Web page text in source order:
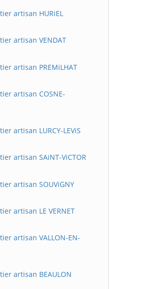
artisan HURiEL
artisan VENDAT
artisan PREMiLHAT
artisan COSNE-
artisan LURCY-LEViS
artisan SAiNT-ViCTOR
artisan SOUViGNY
artisan LE VERNET
artisan VALLON-EN-
artisan BEAULON